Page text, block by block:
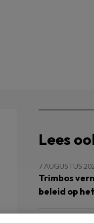
Lees
7 AUGUSTUS
Trimbos
beleid op